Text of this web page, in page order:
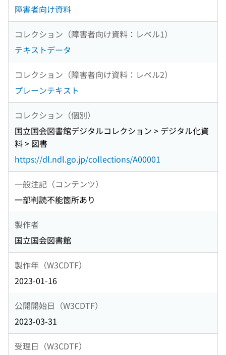
障害者向け資料
コレクション（障害者向け資料：レベル1）
テキストデータ
コレクション（障害者向け資料：レベル2）
プレーンテキスト
コレクション（個別）
国立国会図書館デジタルコレクション > デジタル化資
料 > 図書
https://dl.ndl.go.jp/collections/A00001
一般注記（コンテンツ）
一部判読不能箇所あり
製作者
国立国会図書館
製作年（W3CDTF）
2023-01-16
公開開始日（W3CDTF）
2023-03-31
受理日（W3CDTF）